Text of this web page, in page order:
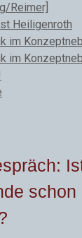
Reimer]
Heiligenroth
im
im
schon